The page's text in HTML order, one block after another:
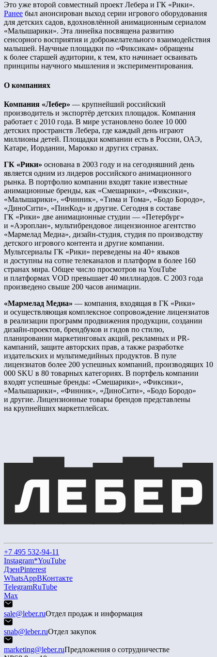
Это уже второй совместный проект Лебера и ГК «Рики».
Ранее был анонсирован выход серии игрового оборудования
для детских садов, вдохновлённой анимационным сериалом
«Малышарики». Эта линейка посвящена развитию
сенсорного восприятия и доброжелательного взаимодействия
малышей. Научные площадки по «Фиксикам» обращены
к более старшей аудитории, к тем, кто начинает осваивать
принципы научного мышления и экспериментирования.
О компаниях
Компания «Лебер» — крупнейший российский
производитель и экспортёр детских площадок. Компания
работает с 2010 года. В мире установлено более 10 000
детских пространств Лебера, где каждый день играют
миллионы детей. Площадки компании есть в России, ОАЭ,
Катаре, Иордании, Марокко и других странах.
ГК «Рики» основана в 2003 году и на сегодняшний день
является одним из лидеров российского анимационного
рынка. В портфолио компании входят такие известные
анимационные бренды, как «Смешарики», «Фиксики»,
«Малышарики», «Финник», «Тима и Тома», «Бодо Бородо»,
«ДиноСити», «ПинКод» и другие. Сегодня в составе
ГК «Рики» две анимационные студии — «Петербург»
и «Аэроплан», мультибрендовое лицензионное агентство
«Мармелад Медиа», дизайн-студия, студия по производству
детского игрового контента и другие компании.
Мультсериалы ГК «Рики» переведены на 40+ языков
и доступны на сотне телеканалов и платформ в более 160
странах мира. Общее число просмотров на YouTube
и платформах VOD превышает 40 миллиардов. С 2003 года
произведено свыше 200 часов анимации.
«Мармелад Медиа» — компания, входящая в ГК «Рики»
и осуществляющая комплексное сопровождение лицензиатов
в реализации программ продвижения продукции, создании
дизайн-проектов, брендбуков и гидов по стилю,
планировании маркетинговых акций, рекламных и PR-
кампаний, защите авторских прав, а также разработке
издательских и мультимедийных продуктов. В пуле
лицензиатов более 200 успешных компаний, производящих 10
000 SKU в 80 товарных категориях. В портфель компании
входят успешные бренды: «Смешарики», «Фиксики»,
«Малышарики», «Финник», «ДиноСити», «Бодо Бородо»
и другие. Лицензионные товары брендов представлены
на крупнейших маркетплейсах.
+7 495 532-94-11
Instagram*YouTube
ДзенPinterest
WhatsAppВКонтакте
TelegramRuTube
Max
sale@leber.ruОтдел продаж и информация
snab@leber.ruОтдел закупок
marketing@leber.ruПредложения о сотрудничестве